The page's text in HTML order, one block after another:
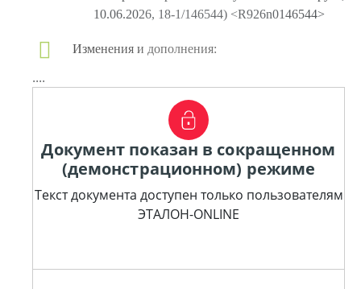
10.06.2026, 18-1/146544) <R926n0146544>
Изменения и дополнения:
....
Документ показан в сокращенном
(демонстрационном) режиме
Текст документа доступен только пользователям
ЭТАЛОН-ONLINE